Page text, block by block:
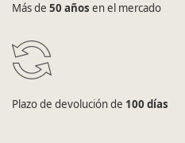
Más de 50 años en el mercado
Plazo de devolución de 100 días